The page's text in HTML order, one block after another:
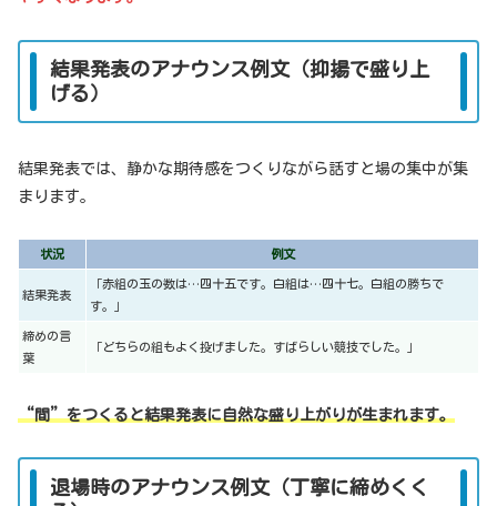
結果発表のアナウンス例文（抑揚で盛り上
げる）
結果発表では、静かな期待感をつくりながら話すと場の集中が集
まります。
状況 例文
結果発表
「赤組の玉の数は…四十五です。白組は…四十七。白組の勝ちで
す。」
締めの言
葉
「どちらの組もよく投げました。すばらしい競技でした。」
“間”をつくると結果発表に自然な盛り上がりが生まれます。
退場時のアナウンス例文（丁寧に締めくく